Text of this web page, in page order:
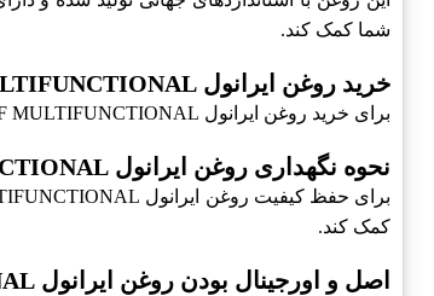
شما کمک کند.
خرید روغن ایرانول ATF MULTIFUNCTIONAL
برای خرید روغن ایرانول ATF MULTIFUNCTIONAL، می‌توانید به فروشگاه‌های معتبر و همچنین به وب‌سایت‌های آنلاین مراجعه کنید. قبل از خرید، حتماً به اورجینال بودن محصول توجه کنید.
نحوه نگهداری روغن ایرانول ATF MULTIFUNCTIONAL
کمک کند.
اصل و اورجینال بودن روغن ایرانول ATF MULTIFUNCTIONAL